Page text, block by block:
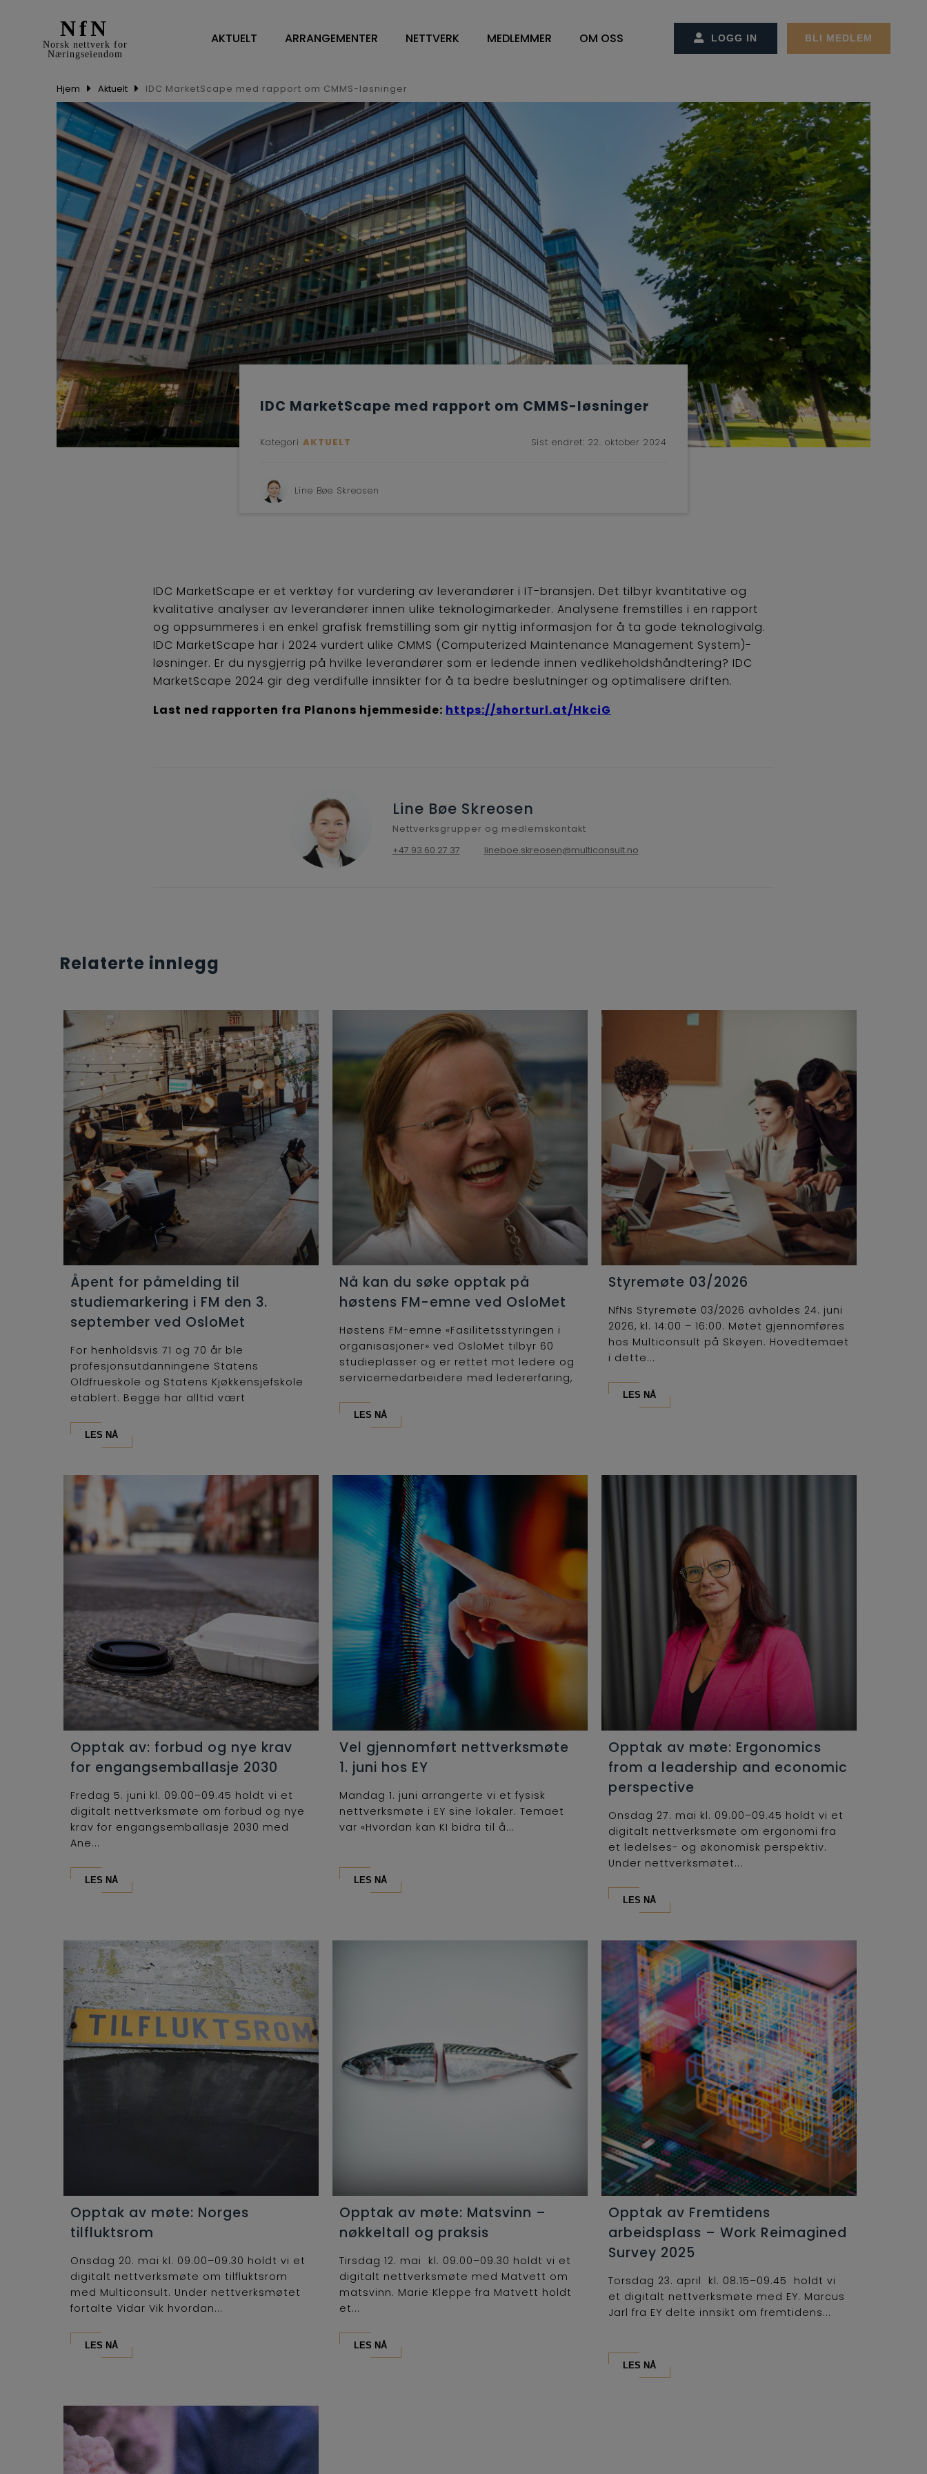
NfN
Norsk nettverk for
Næringseiendom
AKTUELT ARRANGEMENTER
NETTVERK
DV OG ENERGILEDELSE
RENHOLD
BESPISNING
SYKEHUS
FM TOPPLEDERE
MEDLEMMER
SOFT SERVICES
HARD SERVICE
ARBEIDSPLASSLØSNINGER
MEDLEMSKAP I NFN
OM OSS
VISJON OG STRATEGI
SAMARBEIDSPARTNER/ANNONSØRER
HVA ER FACILITY MANAGEMENT
LOGG IN BLI MEDLEM
Hjem Aktuelt IDC MarketScape med rapport om CMMS-løsninger
IDC MarketScape med rapport om CMMS-løsninger
Kategori AKTUELT Sist endret: 22. oktober 2024
Line Bøe Skreosen
IDC MarketScape er et verktøy for vurdering av leverandører i IT-bransjen. Det tilbyr kvantitative og
kvalitative analyser av leverandører innen ulike teknologimarkeder. Analysene fremstilles i en rapport
og oppsummeres i en enkel grafisk fremstilling som gir nyttig informasjon for å ta gode teknologivalg.
IDC MarketScape har i 2024 vurdert ulike CMMS (Computerized Maintenance Management System)-
løsninger. Er du nysgjerrig på hvilke leverandører som er ledende innen vedlikeholdshåndtering? IDC
MarketScape 2024 gir deg verdifulle innsikter for å ta bedre beslutninger og optimalisere driften.
Last ned rapporten fra Planons hjemmeside: https://shorturl.at/HkciG
Line Bøe Skreosen
Nettverksgrupper og medlemskontakt
+47 93 60 27 37
lineboe.skreosen@multiconsult.no
Relaterte innlegg
Åpent for påmelding til
studiemarkering i FM den 3.
september ved OsloMet
For henholdsvis 71 og 70 år ble
profesjonsutdanningene Statens
Oldfrueskole og Statens Kjøkkensjefskole
etablert. Begge har alltid vært
LES NÅ
Nå kan du søke opptak på
høstens FM-emne ved OsloMet
Høstens FM-emne «Fasilitetsstyringen i
organisasjoner» ved OsloMet tilbyr 60
studieplasser og er rettet mot ledere og
servicemedarbeidere med ledererfaring,
LES NÅ
Styremøte 03/2026
NfNs Styremøte 03/2026 avholdes 24. juni
2026, kl. 14:00 – 16:00. Møtet gjennomføres
hos Multiconsult på Skøyen. Hovedtemaet
i dette...
LES NÅ
Opptak av: forbud og nye krav
for engangsemballasje 2030
Fredag 5. juni kl. 09.00–09.45 holdt vi et
digitalt nettverksmøte om forbud og nye
krav for engangsemballasje 2030 med
Ane...
LES NÅ
Vel gjennomført nettverksmøte
1. juni hos EY
Mandag 1. juni arrangerte vi et fysisk
nettverksmøte i EY sine lokaler. Temaet
var «Hvordan kan KI bidra til å...
LES NÅ
Opptak av møte: Ergonomics
from a leadership and economic
perspective
Onsdag 27. mai kl. 09.00–09.45 holdt vi et
digitalt nettverksmøte om ergonomi fra
et ledelses- og økonomisk perspektiv.
Under nettverksmøtet...
LES NÅ
Opptak av møte: Norges
tilfluktsrom
Onsdag 20. mai kl. 09.00–09.30 holdt vi et
digitalt nettverksmøte om tilfluktsrom
med Multiconsult. Under nettverksmøtet
fortalte Vidar Vik hvordan...
LES NÅ
Opptak av møte: Matsvinn –
nøkkeltall og praksis
Tirsdag 12. mai kl. 09.00–09.30 holdt vi et
digitalt nettverksmøte med Matvett om
matsvinn. Marie Kleppe fra Matvett holdt
et...
LES NÅ
Opptak av Fremtidens
arbeidsplass – Work Reimagined
Survey 2025
Torsdag 23. april kl. 08.15–09.45 holdt vi
et digitalt nettverksmøte med EY. Marcus
Jarl fra EY delte innsikt om fremtidens...
LES NÅ